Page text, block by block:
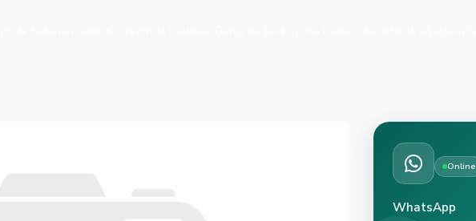
Online
WhatsApp